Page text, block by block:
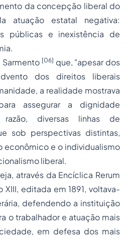
da concepção liberal do
atuação estatal negativa:
públicas e inexistência de
Sarmento [06] que, "apesar dos
dos direitos liberais
a realidade mostrava
assegurar a dignidade
diversas linhas de
sob perspectivas distintas,
econômico e o individualismo
liberal.
através da Encíclica Rerum
XIII, editada em 1891, voltava-
defendendo a instituição
o trabalhador e atuação mais
em defesa dos mais